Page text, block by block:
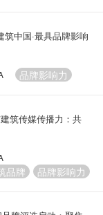
筑中国·最具品牌影响
品牌影响力
筑传媒传播力：共
品牌 品牌影响力